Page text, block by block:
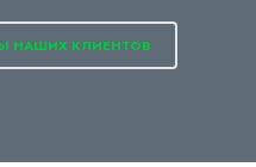
НАШИХ КЛИЕНТОВ